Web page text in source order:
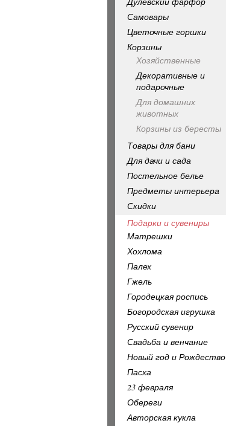
Самовары
Цветочные горшки
Корзины
Хозяйственные
Декоративные и
подарочные
Для домашних
животных
Корзины из бересты
Товары для бани
Для дачи и сада
Постельное белье
Предметы интерьера
Скидки
Подарки и сувениры
Матрешки
Хохлома
Палех
Гжель
Городецкая роспись
Богородская игрушка
Русский сувенир
Свадьба и венчание
Новый год и Рождество
Пасха
23 февраля
Обереги
Авторская кукла